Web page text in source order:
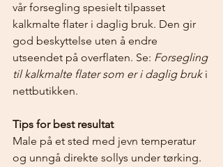
vår forsegling spesielt tilpasset
kalkmalte flater i daglig bruk. Den gir
god beskyttelse uten å endre
utseendet på overflaten. Se: Forsegling
til kalkmalte flater som er i daglig bruk i
nettbutikken.
Tips for best resultat
Male på et sted med jevn temperatur
og unngå direkte sollys under tørking.